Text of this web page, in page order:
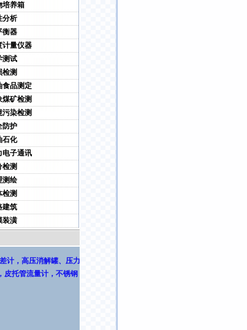
培养箱
分析
衡器
计量仪器
测试
检测
食品测定
煤矿检测
污染检测
防护
石化
电子通讯
检测
测绘
检测
建筑
装潢
计 ， 高压消解罐、压力
， 皮托管流量计，不锈钢